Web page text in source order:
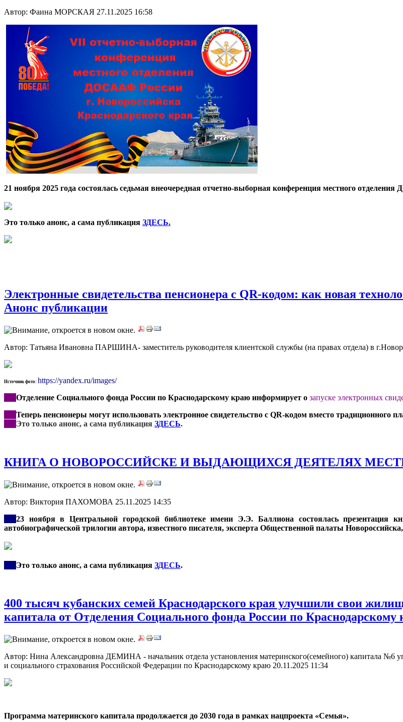
Автор: Фаина МОРСКАЯ 27.11.2025 16:58
21 ноября 2025 года состоялась седьмая внеочередная отчетно-выборная конференция местного
Это только анонс, а сама публикация ЗДЕСЬ.
Электронные свидетельства пенсионера с QR-кодом: как новая
Анонс публикации
Автор: Татьяна Ивановна ПАРШИНА- заместитель руководителя клиентской службы (на правах отдела) в
Источник фото: https://yandex.ru/images/
Отделение Социального фонда России по Краснодарскому краю информирует о запуске электронных
Теперь пенсионеры могут использовать электронное свидетельство с QR-кодом вместо традиционного
Это только анонс, а сама публикация ЗДЕСЬ.
КНИГА О НОВОРОССИЙСКЕ И ВЫДАЮЩИХСЯ ДЕЯТЕЛЯХ
Автор: Виктория ПАХОМОВА 25.11.2025 14:35
23 ноября в Центральной городской библиотеке имени Э.Э. Баллиона состоялась презентация
автобиографической трилогии автора, известного писателя, эксперта Общественной палаты
Это только анонс, а сама публикация ЗДЕСЬ.
400 тысяч кубанских семей Краснодарского края улучшили свои
капитала от Отделения Социального фонда России по
Автор: Нина Александровна ДЕМИНА - начальник отдела установления материнского(семейного) капитала №6
и социального страхования Российской Федерации по Краснодарскому краю 20.11.2025 11:34
Программа материнского капитала продолжается до 2030 года в рамках нацпроекта «Семья».